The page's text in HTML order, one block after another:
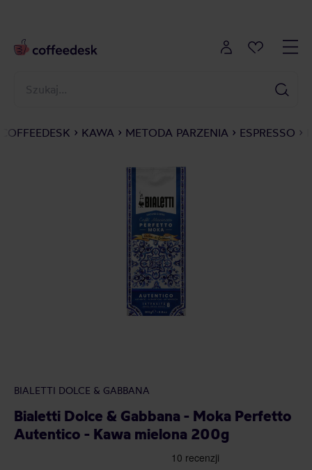
COFFEEDESK KAWA METODA PARZENIA ESPRESSO
BIALETTI DOLCE & GABBANA
Bialetti Dolce & Gabbana - Moka Perfetto
Autentico - Kawa mielona 200g